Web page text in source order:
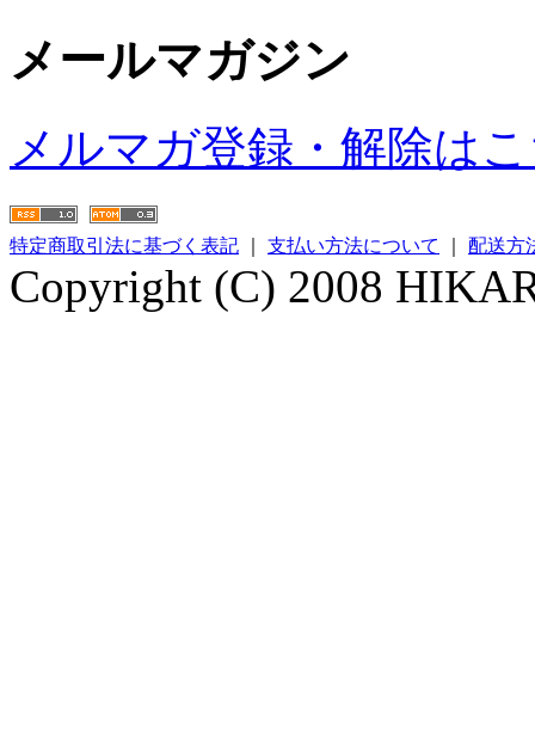
メールマガジン
メルマガ登録・解除は
特定商取引法に基づく表記 支払い方法について 配送方
Copyright (C) 2008